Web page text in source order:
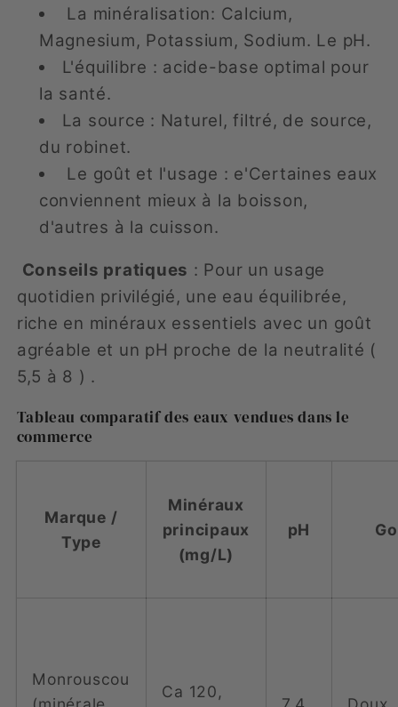
La minéralisation: Calcium,
Magnesium, Potassium, Sodium. Le pH.
L'équilibre : acide-base optimal pour
la santé.
La source : Naturel, filtré, de source,
du robinet.
Le goût et l'usage : e'Certaines eaux
conviennent mieux à la boisson,
d'autres à la cuisson.
Conseils pratiques : Pour un usage
quotidien privilégié, une eau équilibrée,
riche en minéraux essentiels avec un goût
agréable et un pH proche de la neutralité (
5,5 à 8 ) .
Tableau comparatif des eaux vendues dans le
commerce
Marque /
Type
Minéraux
principaux
(mg/L)
pH
Monrouscou
Ca 120,